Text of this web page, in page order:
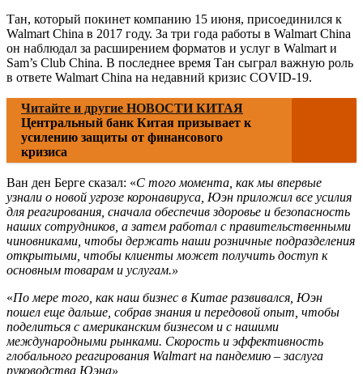
Тан, который покинет компанию 15 июня, присоединился к
Walmart China в 2017 году. За три года работы в Walmart China
он наблюдал за расширением форматов и услуг в Walmart и
Sam’s Club China. В последнее время Тан сыграл важную роль
в ответе Walmart China на недавний кризис COVID-19.
Читайте и другие НОВОСТИ КИТАЯ
Центральный банк Китая призывает к
усилению защиты от финансового
кризиса
Ван ден Берге сказал: «С того момента, как мы впервые
узнали о новой угрозе коронавируса, Юэн приложил все усилия
для реагирования, сначала обеспечив здоровье и безопасность
наших сотрудников, а затем работал с правительственными
чиновниками, чтобы держать наши розничные подразделения
открытыми, чтобы клиенты может получить доступ к
основным товарам и услугам.»
«По мере того, как наш бизнес в Китае развивался, Юэн
пошел еще дальше, собрав знания и передовой опыт, чтобы
поделиться с американским бизнесом и с нашими
международными рынками. Скорость и эффективность
глобального реагирования Walmart на пандемию – заслуга
руководства Юэна»